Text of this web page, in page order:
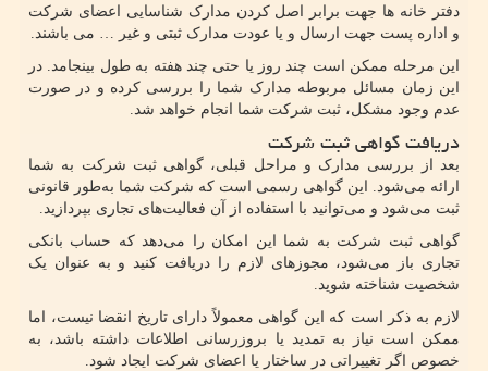
دفتر خانه ها جهت برابر اصل کردن مدارک شناسایی اعضای شرکت
و اداره پست جهت ارسال و یا عودت مدارک ثبتی و غیر … می باشند.
این مرحله ممکن است چند روز یا حتی چند هفته به طول بینجامد. در
این زمان مسائل مربوطه مدارک شما را بررسی کرده و در صورت
عدم وجود مشکل، ثبت شرکت شما انجام خواهد شد.
دریافت گواهی ثبت شرکت
بعد از بررسی مدارک و مراحل قبلی، گواهی ثبت شرکت به شما
ارائه می‌شود. این گواهی رسمی است که شرکت شما به‌طور قانونی
ثبت می‌شود و می‌توانید با استفاده از آن فعالیت‌های تجاری بپردازید.
گواهی ثبت شرکت به شما این امکان را می‌دهد که حساب بانکی
تجاری باز می‌شود، مجوزهای لازم را دریافت کنید و به عنوان یک
شخصیت شناخته شوید.
لازم به ذکر است که این گواهی معمولاً دارای تاریخ انقضا نیست، اما
ممکن است نیاز به تمدید یا بروزرسانی اطلاعات داشته باشد، به
خصوص اگر تغییراتی در ساختار یا اعضای شرکت ایجاد شود.